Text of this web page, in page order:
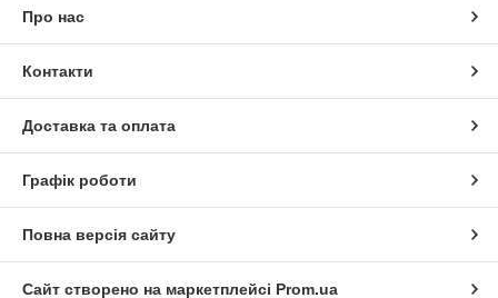
Про нас
Контакти
Доставка та оплата
Графік роботи
Повна версія сайту
Сайт створено на маркетплейсі Prom.ua